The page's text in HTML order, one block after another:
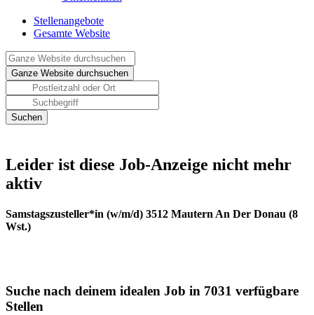
Stellenangebote
Gesamte Website
Leider ist diese Job-Anzeige nicht mehr
aktiv
Samstagszusteller*in (w/m/d) 3512 Mautern An Der Donau (8
Wst.)
Suche nach deinem idealen Job in 7031 verfügbare
Stellen